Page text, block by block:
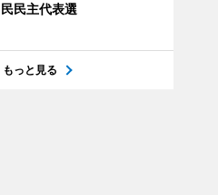
民民主代表選
もっと見る